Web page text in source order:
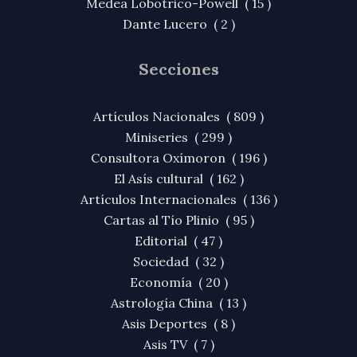
Dante Lucero ( 2 )
Secciones
Artículos Nacionales ( 809 )
Miniseries ( 299 )
Consultora Oxímoron ( 196 )
El Asís cultural ( 162 )
Artículos Internacionales ( 136 )
Cartas al Tío Plinio ( 95 )
Editorial ( 47 )
Sociedad ( 32 )
Economía ( 20 )
Astrología China ( 13 )
Asis Deportes ( 8 )
Asis TV ( 7 )